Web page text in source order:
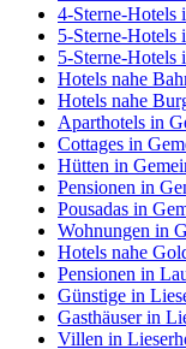
4-Sterne-Hotels
5-Sterne-Hotels
5-Sterne-Hotels
Hotels nahe
Hotels nahe
Aparthotels in
Cottages in
Hütten in
Pensionen in
Pousadas in
Wohnungen in
Hotels nahe
Pensionen in
Günstige in
Gasthäuser in
Villen in